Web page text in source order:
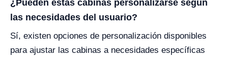
¿Pueden estas cabinas personalizarse según
las necesidades del usuario?
Sí, existen opciones de personalización disponibles
para ajustar las cabinas a necesidades específicas